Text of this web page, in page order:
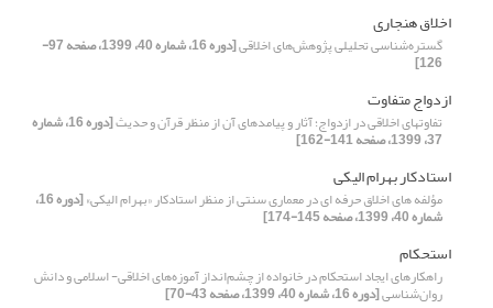
اخلاق هنجاری
گستره‌شناسی تحلیلی پژوهش‌های اخلاقی [دوره 16، شماره 40، 1399، صفحه 97-
126]
ازدواج متفاوت
تفاوتهای اخلاقی در ازدواج؛ آثار و پیامدهای آن از منظر قرآن و حدیث [دوره 16، شماره
37، 1399، صفحه 141-162]
استادکار بهرام الیکی
مؤلفه های اخلاق حرفه ای در معماری سنتی از منظر استادکار «بهرام الیکی» [دوره 16،
شماره 40، 1399، صفحه 145-174]
استحکام
راهکارهای ایجاد استحکام در خانواده از چشم‌انداز آموزه‌های اخلاقی- اسلامی و دانش
روان‌شناسی[دوره 16، شماره 40، 1399، صفحه 43-70]